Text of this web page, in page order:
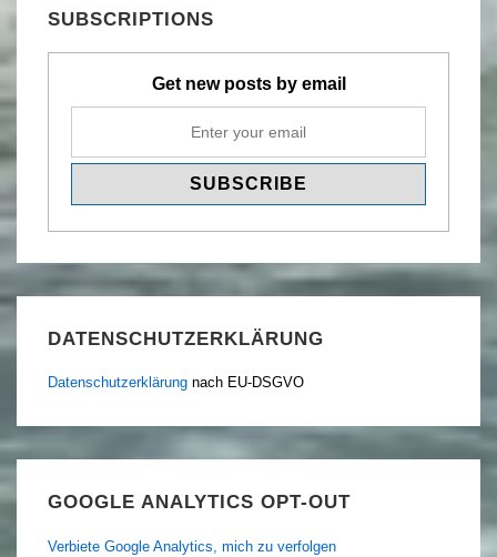
SUBSCRIPTIONS
Get new posts by email
DATENSCHUTZERKLÄRUNG
Datenschutzerklärung nach EU-DSGVO
GOOGLE ANALYTICS OPT-OUT
Verbiete Google Analytics, mich zu verfolgen